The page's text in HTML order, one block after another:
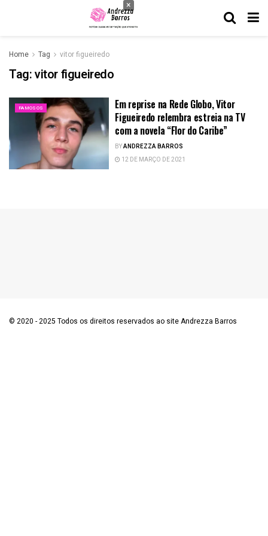
Home Tag vitor figueiredo
Tag:vitor figueiredo
FAMOSOS
Em reprise na Rede Globo, Vitor
Figueiredo relembra estreia na TV
com a novela “Flor do Caribe”
BYANDREZZA BARROS
12 DE MARÇO DE 2021
© 2020 - 2025 Todos os direitos reservados ao site Andrezza Barros
×